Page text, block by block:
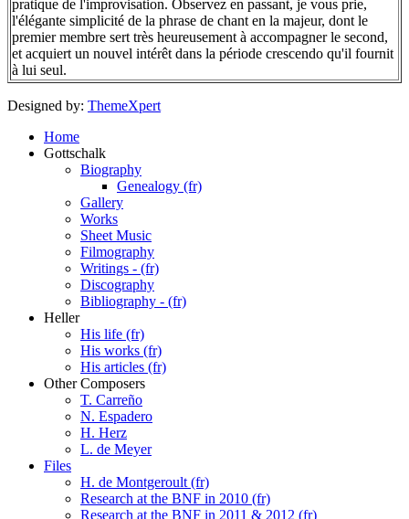
pratique de l'improvisation. Observez en passant, je vous prie,
l'élégante simplicité de la phrase de chant en la majeur, dont le
premier membre sert très heureusement à accompagner le second,
et acquiert un nouvel intérêt dans la période crescendo qu'il fournit
à lui seul.
Designed by: ThemeXpert
Home
Gottschalk
Biography
Genealogy (fr)
Gallery
Works
Sheet Music
Filmography
Writings - (fr)
Discography
Bibliography - (fr)
Heller
His life (fr)
His works (fr)
His articles (fr)
Other Composers
T. Carreño
N. Espadero
H. Herz
L. de Meyer
Files
H. de Montgeroult (fr)
Research at the BNF in 2010 (fr)
Research at the BNF in 2011 & 2012 (fr)